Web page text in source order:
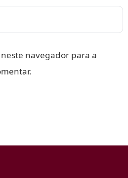
navegador para a